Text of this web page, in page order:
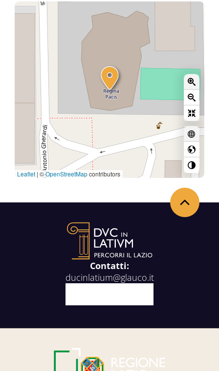
Leaflet | ©OpenStreetMapcontributors
Contatti:
ducinlatium@glauco.it
Torna in alto